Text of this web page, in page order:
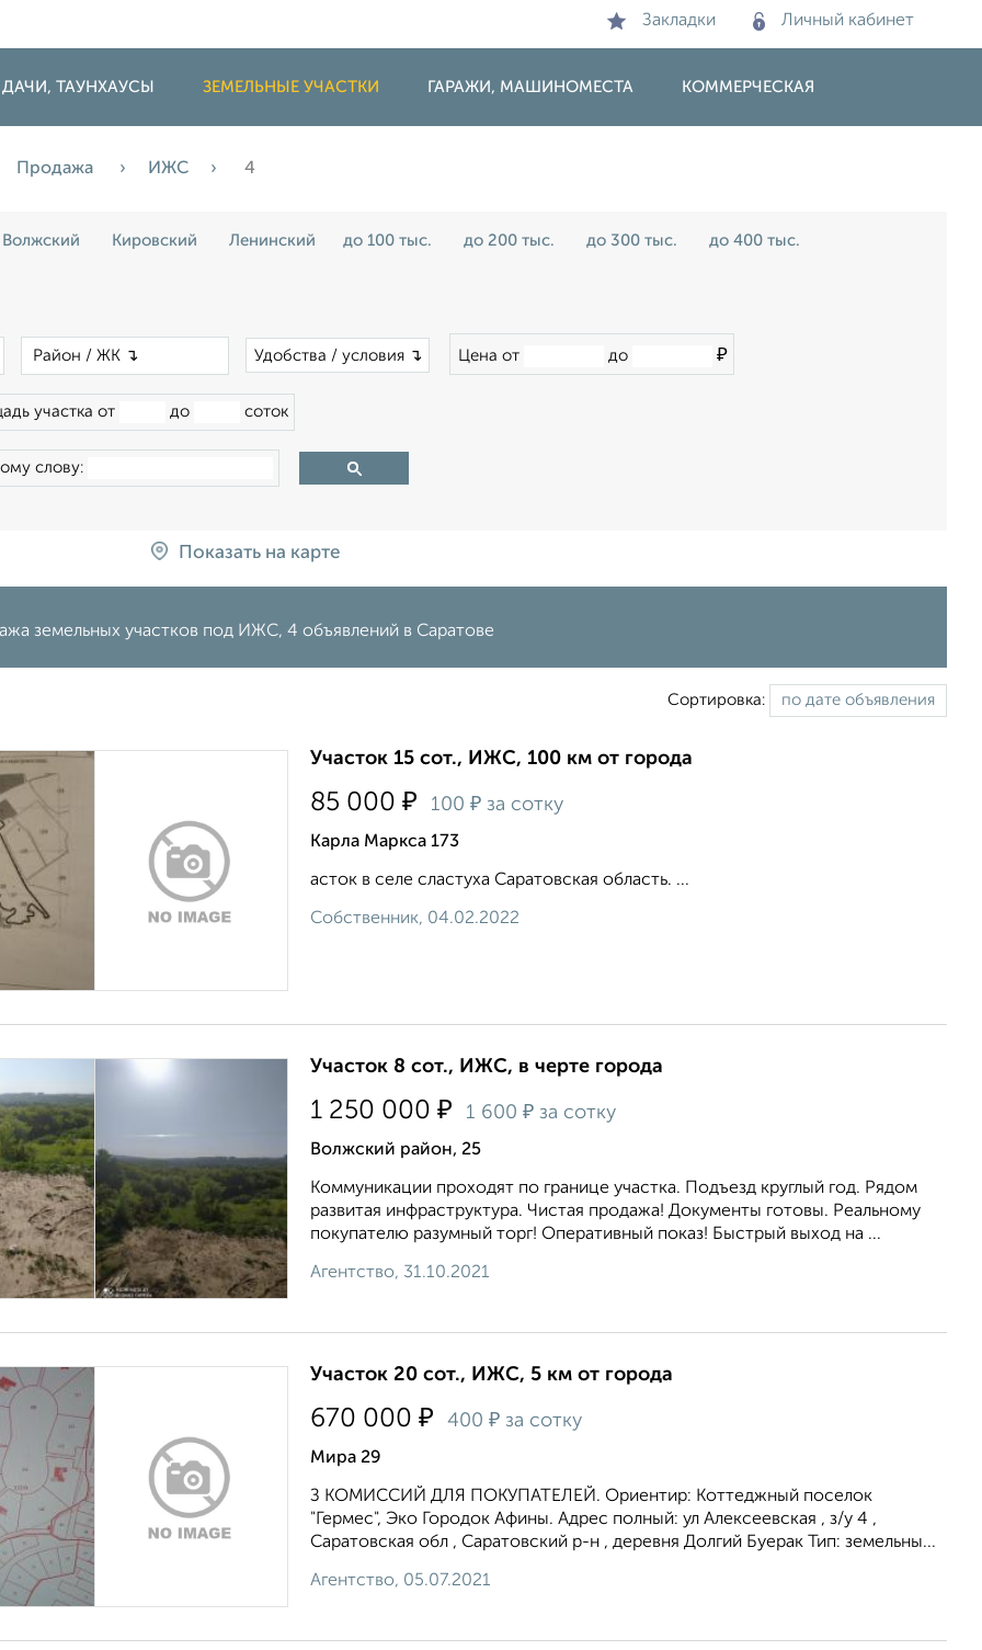
Закладки Личный кабинет
ТАУНХАУСЫ ЗЕМЕЛЬНЫЕ УЧАСТКИ ГАРАЖИ, МАШИНОМЕСТА КОММЕРЧЕСКАЯ
Продажа ИЖС 4
Волжский Кировский Ленинский до 100 тыс. до 200 тыс. до 300 тыс. до 400 тыс.
Удобства / условия ↴ Цена от до ₽
участка от до соток
слову:
Показать на карте
земельных участков под ИЖС, 4 объявлений в Саратове
Сортировка:
Участок 15 сот., ИЖС, 100 км от города
85 000 ₽ 100 ₽ за сотку
Карла Маркса 173
асток в селе сластуха Саратовская область. ...
Собственник, 04.02.2022
Участок 8 сот., ИЖС, в черте города
1 250 000 ₽ 1 600 ₽ за сотку
Волжский район, 25
Коммуникации проходят по границе участка. Подъезд круглый год. Рядом
развитая инфраструктура. Чистая продажа! Документы готовы. Реальному
покупателю разумный торг! Оперативный показ! Быстрый выход на ...
Агентство, 31.10.2021
Участок 20 сот., ИЖС, 5 км от города
670 000 ₽ 400 ₽ за сотку
Мира 29
З КОМИССИЙ ДЛЯ ПОКУПАТЕЛЕЙ. Ориентир: Коттеджный поселок
"Гермес", Эко Городок Афины. Адрес полный: ул Алексеевская , з/у 4 ,
Саратовская обл , Саратовский р-н , деревня Долгий Буерак Тип: земельны...
Агентство, 05.07.2021